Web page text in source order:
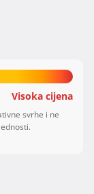
Visoka cijena
svrhe i ne